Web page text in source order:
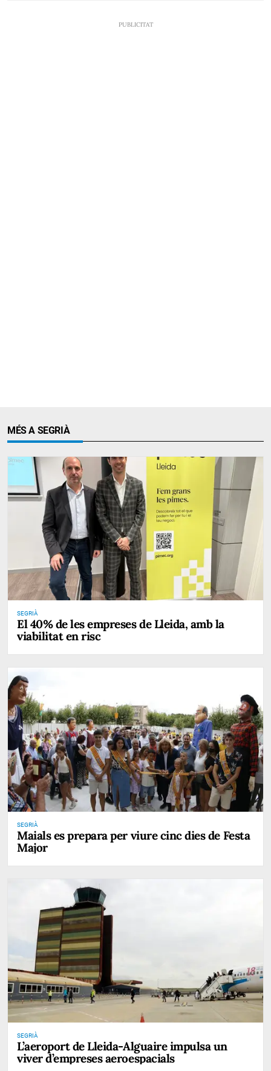
MÉS A SEGRIÀ
SEGRIÀ
El 40% de les empreses de Lleida, amb la
viabilitat en risc
SEGRIÀ
Maials es prepara per viure cinc dies de Festa
Major
SEGRIÀ
L’aeroport de Lleida-Alguaire impulsa un
viver d’empreses aeroespacials